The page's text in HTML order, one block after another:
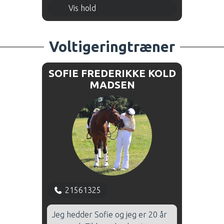
Vis hold
Fredag 16.00 - 17.00 - Hal 1
Voltigeringtræner
SOFIE FREDERIKKE KOLD
MADSEN
21561325
Jeg hedder Sofie og jeg er 20 år